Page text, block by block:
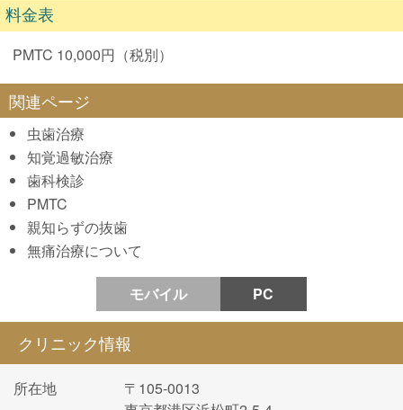
料金表
PMTC 10,000円（税別）
虫歯治療
知覚過敏治療
歯科検診
PMTC
親知らずの抜歯
無痛治療について
モバイル PC
クリニック情報
所在地
〒105-0013